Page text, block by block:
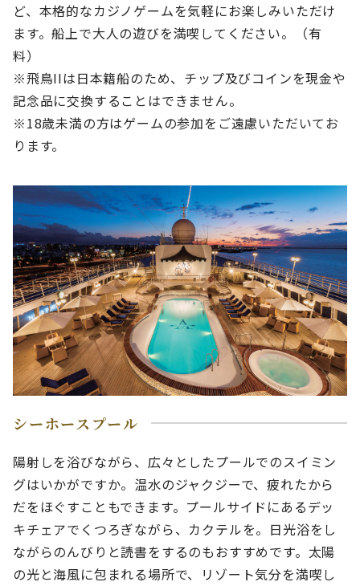
ど、本格的なカジノゲームを気軽にお楽しみいただけ
ます。船上で大人の遊びを満喫してください。（有
料）
※飛鳥IIは日本籍船のため、チップ及びコインを現金や
記念品に交換することはできません。
※18歳未満の方はゲームの参加をご遠慮いただいてお
ります。
シーホースプール
陽射しを浴びながら、広々としたプールでのスイミン
グはいかがですか。温水のジャクジーで、疲れたから
だをほぐすこともできます。プールサイドにあるデッ
キチェアでくつろぎながら、カクテルを。日光浴をし
ながらのんびりと読書をするのもおすすめです。太陽
の光と海風に包まれる場所で、リゾート気分を満喫し